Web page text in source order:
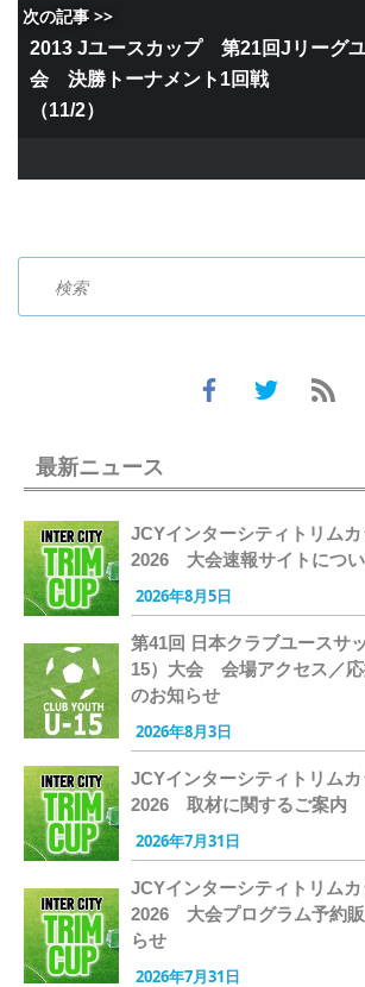
次の記事 >>
2013 Jユースカップ 第21回Jリーグ
会 決勝トーナメント1回
（11/2）
最新ニュース
JCYインターシティトリムカ
2026 大会速報サイトにつ
2026年8月5日
第41回 日本クラブユースサ
15）大会 会場アクセス／
のお知らせ
2026年8月3日
JCYインターシティトリムカ
2026 取材に関するご案内
2026年7月31日
JCYインターシティトリムカ
2026 大会プログラム予約
らせ
2026年7月31日